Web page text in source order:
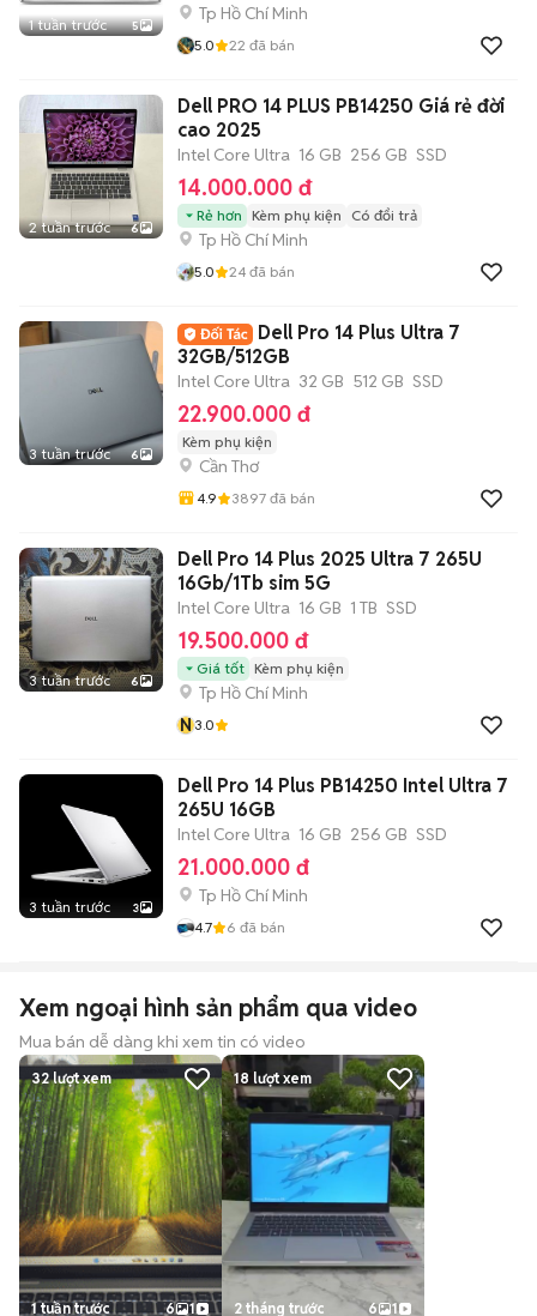
1 tuần trước 5
Tp Hồ Chí Minh
5.0 22 đã bán
2 tuần trước 6
Dell PRO 14 PLUS PB14250 Giá rẻ đời
cao 2025
Intel Core Ultra 16 GB 256 GB SSD
14.000.000 đ
Rẻ hơn Kèm phụ kiện Có đổi trả
Tp Hồ Chí Minh
5.0 24 đã bán
3 tuần trước 6
Dell Pro 14 Plus Ultra 7
32GB/512GB
Intel Core Ultra 32 GB 512 GB SSD
22.900.000 đ
Kèm phụ kiện
Cần Thơ
4.9 3897 đã bán
3 tuần trước 6
Dell Pro 14 Plus 2025 Ultra 7 265U
16Gb/1Tb sim 5G
Intel Core Ultra 16 GB 1 TB SSD
19.500.000 đ
Giá tốt Kèm phụ kiện
Tp Hồ Chí Minh
N3.0
3 tuần trước 3
Dell Pro 14 Plus PB14250 Intel Ultra 7
265U 16GB
Intel Core Ultra 16 GB 256 GB SSD
21.000.000 đ
Tp Hồ Chí Minh
4.7 6 đã bán
Xem ngoại hình sản phẩm qua video
Mua bán dễ dàng khi xem tin có video
32lượt xem
1 tuần trước 6 1
18 lượt xem
2 tháng trước 6 1